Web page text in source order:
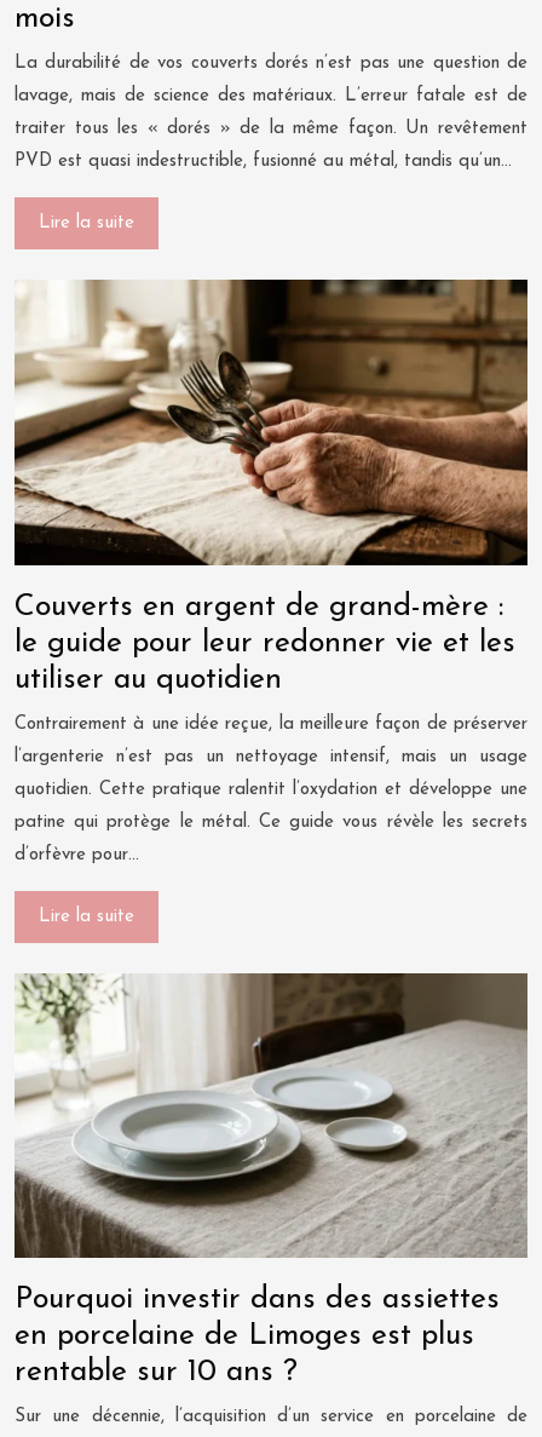
mois
La durabilité de vos couverts dorés n’est pas une question de
lavage, mais de science des matériaux. L’erreur fatale est de
traiter tous les « dorés » de la même façon. Un revêtement
PVD est quasi indestructible, fusionné au métal, tandis qu’un…
Lire la suite
Couverts en argent de grand-mère :
le guide pour leur redonner vie et les
utiliser au quotidien
Contrairement à une idée reçue, la meilleure façon de préserver
l’argenterie n’est pas un nettoyage intensif, mais un usage
quotidien. Cette pratique ralentit l’oxydation et développe une
patine qui protège le métal. Ce guide vous révèle les secrets
d’orfèvre pour…
Lire la suite
Pourquoi investir dans des assiettes
en porcelaine de Limoges est plus
rentable sur 10 ans ?
Sur une décennie, l’acquisition d’un service en porcelaine de